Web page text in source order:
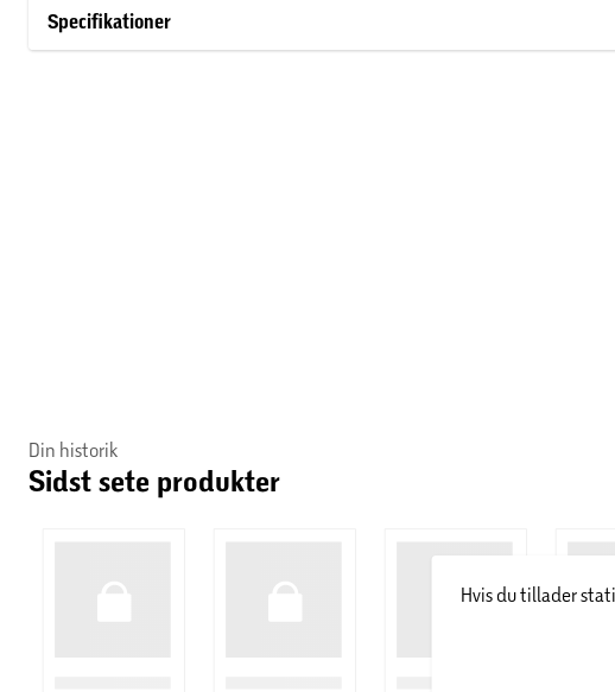
Inkluderet: 1 x Spiderman Mashems kugle.
Specifikationer
Din historik
Sidst sete produkter
Hvis du tillader